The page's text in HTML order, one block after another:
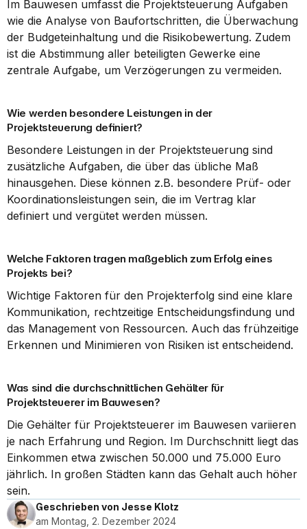
Im Bauwesen umfasst die Projektsteuerung Aufgaben
wie die Analyse von Baufortschritten, die Überwachung
der Budgeteinhaltung und die Risikobewertung. Zudem
ist die Abstimmung aller beteiligten Gewerke eine
zentrale Aufgabe, um Verzögerungen zu vermeiden.
Wie werden besondere Leistungen in der
Projektsteuerung definiert?
Besondere Leistungen in der Projektsteuerung sind
zusätzliche Aufgaben, die über das übliche Maß
hinausgehen. Diese können z.B. besondere Prüf- oder
Koordinationsleistungen sein, die im Vertrag klar
definiert und vergütet werden müssen.
Welche Faktoren tragen maßgeblich zum Erfolg eines
Projekts bei?
Wichtige Faktoren für den Projekterfolg sind eine klare
Kommunikation, rechtzeitige Entscheidungsfindung und
das Management von Ressourcen. Auch das frühzeitige
Erkennen und Minimieren von Risiken ist entscheidend.
Was sind die durchschnittlichen Gehälter für
Projektsteuerer im Bauwesen?
Die Gehälter für Projektsteuerer im Bauwesen variieren
je nach Erfahrung und Region. Im Durchschnitt liegt das
Einkommen etwa zwischen 50.000 und 75.000 Euro
jährlich. In großen Städten kann das Gehalt auch höher
sein.
Geschrieben von Jesse Klotz
am Montag, 2. Dezember 2024